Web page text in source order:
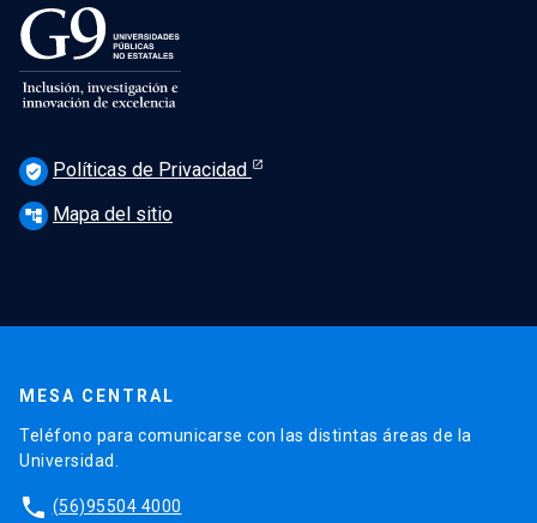
verified_user Políticas de Privacidad
account_tree Mapa del sitio
MESA CENTRAL
Teléfono para comunicarse con las distintas áreas de la
Universidad.
phone (56)95504 4000